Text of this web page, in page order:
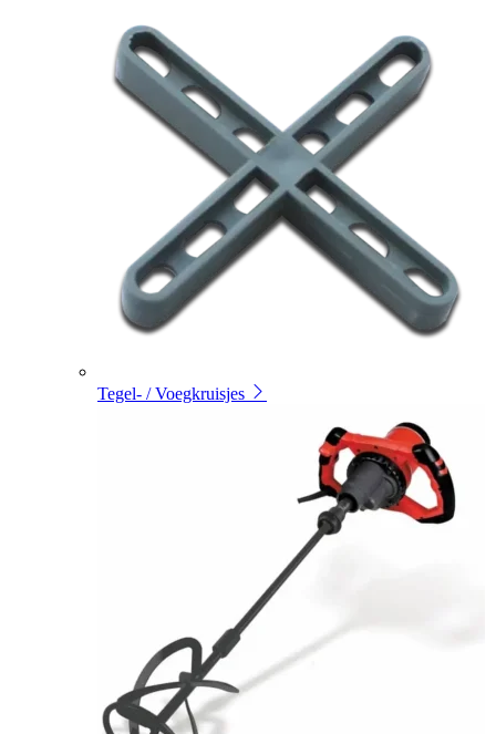
Tegel- / Voegkruisjes